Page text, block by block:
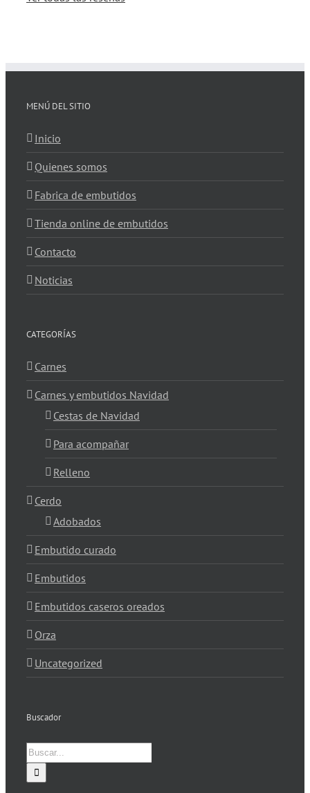
MENÚ DEL SITIO
Inicio
Quienes somos
Fabrica de embutidos
Tienda online de embutidos
Contacto
Noticias
CATEGORÍAS
Carnes
Carnes y embutidos Navidad
Cestas de Navidad
Para acompañar
Relleno
Cerdo
Adobados
Embutido curado
Embutidos
Embutidos caseros oreados
Orza
Uncategorized
Buscador
Buscar: